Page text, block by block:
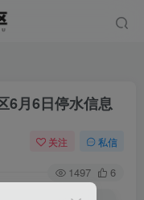
6月6日停水信息
关注 私信
1497 6